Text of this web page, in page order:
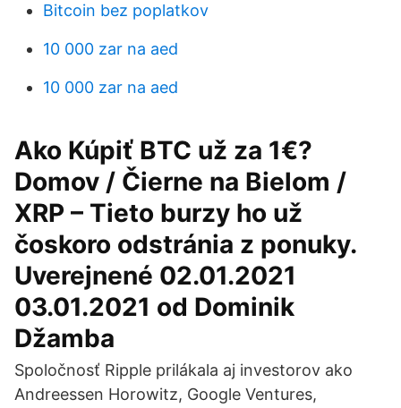
Bitcoin bez poplatkov
10 000 zar na aed
10 000 zar na aed
Ako Kúpiť BTC už za 1€?
Domov / Čierne na Bielom /
XRP – Tieto burzy ho už
čoskoro odstránia z ponuky.
Uverejnené 02.01.2021
03.01.2021 od Dominik
Džamba
Spoločnosť Ripple prilákala aj investorov ako
Andreessen Horowitz, Google Ventures,